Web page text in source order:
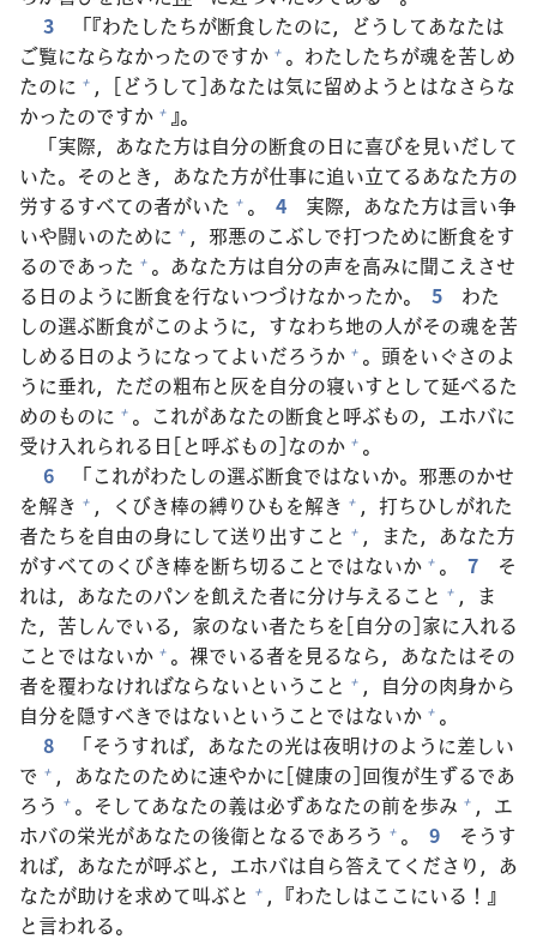
3
「『わたしたちが断食したのに，どうしてあなたは
ご覧にならなかったのですか + 。わたしたちが魂を苦しめ
たのに + ，[どうして]あなたは気に留めようとはなさらな
かったのですか + 』。
「実際，あなた方は自分の断食の日に喜びを 見いだして
いた。そのとき，あなた方が仕事に追い立てるあなた方の
労するすべての者がいた + 。 4 実際，あなた方は言い争
いや闘いのために + ， 邪悪のこぶしで打つために断食をす
るのであった + 。あなた方は自分の声を高みに聞こえさせ
る 日のように断食を行ないつづけなかったか。 5
わた
しの選ぶ断食がこのように，すなわち地の人がその魂を苦
しめる 日のようになってよいだろうか + 。 頭をいぐさのよ
うに垂れ，ただの粗布と灰を自分の寝いすとして延べるた
めのものに + 。これがあなたの断食と呼ぶもの，エホバに
受け入れられる 日[と呼ぶもの]なのか + 。
6
「これがわたしの選ぶ断食ではないか。 邪悪のかせ
を解き + ，くびき棒の縛りひもを解き + ， 打ちひしがれた
者たちを自由の身にして送り出すこと + ，また，あなた方
がすべてのくびき棒を断ち切ることではないか + 。 7
そ
れは，あなたのパンを飢えた者に分け与えること + ，ま
た， 苦しんでいる， 家のない者たちを[自分の]家に入れる
ことではないか + 。 裸でいる者を 見るなら，あなたはその
者を覆わなければならないということ + ， 自分の肉身から
自分を隠すべきではないということではないか + 。
8
「そうすれば，あなたの光は夜明けのように差しい
で + ，あなたのために速やかに[健康の]回復が生ずるであ
ろう + 。そしてあなたの義は必ずあなたの前を歩み + ，エ
ホバの栄光があなたの後衛となるであろう + 。 9
そうす
れば，あなたが呼ぶと，エホバは自ら答えてくださり，あ
なたが助けを求めて叫ぶと + ，『わたしはここにいる！』
と言われる。